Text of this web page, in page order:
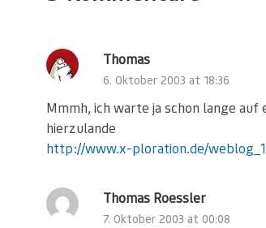
Thomas
6. Oktober 2003 at 18:36
Mmmh, ich warte ja schon lange
hierzulande
http://www.x-ploration.de/
Thomas Roessler
7. Oktober 2003 at 00:08